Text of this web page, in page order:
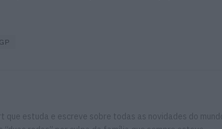
estuda e escreve sobre todas as novidades do mundo